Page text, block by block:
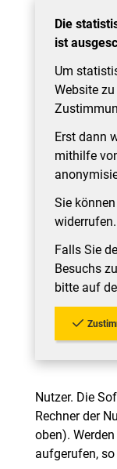
Die
ist
Um
Website
Erst dann
mithilfe
Sie
widerrufen.
Falls Sie
Besuchs
bitte auf
Nutzer. Die
Rechner der
oben).
aufgerufen,